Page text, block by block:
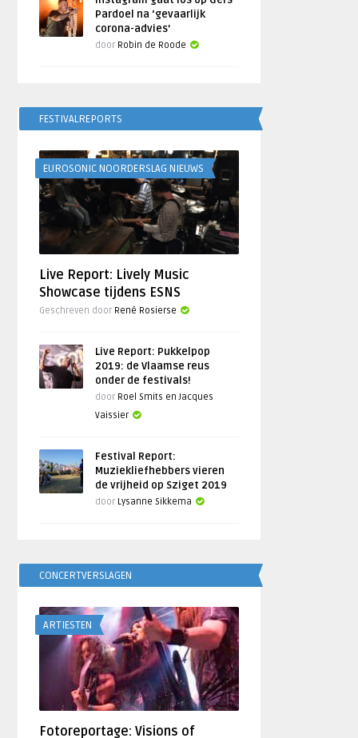
Pardoel na ‘gevaarlijk
corona-advies’
door Robin de Roode
FESTIVALREPORTS
EUROSONIC NOORDERSLAG NIEUWS
Live Report: Lively Music
Showcase tijdens ESNS
Geschreven door René Rosierse
Live Report: Pukkelpop
2019: de Vlaamse reus
onder de festivals!
door Roel Smits en Jacques
Vaissier
Festival Report:
Muziekliefhebbers vieren
de vrijheid op Sziget 2019
door Lysanne Sikkema
CONCERTVERSLAGEN
ARTIESTEN
Fotoreportage: Visions of